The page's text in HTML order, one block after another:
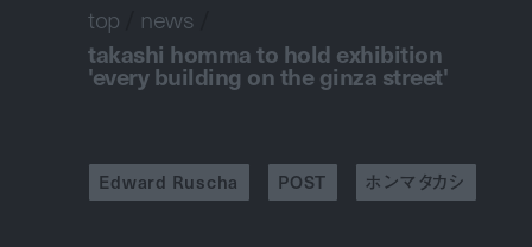
top news
takashi homma to hold exhibition
'every building on the ginza street'
Edward Ruscha POST ホンマタカシ